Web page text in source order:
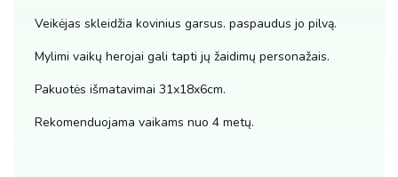
Veikėjas skleidžia kovinius garsus. paspaudus jo pilvą.
Mylimi vaikų herojai gali tapti jų žaidimų personažais.
Pakuotės išmatavimai 31x18x6cm.
Rekomenduojama vaikams nuo 4 metų.